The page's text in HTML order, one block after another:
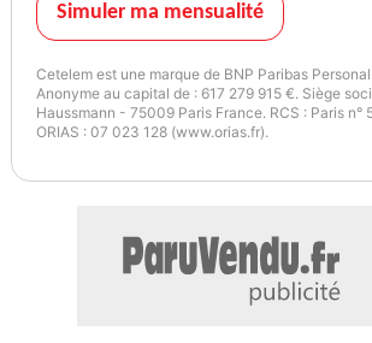
Simuler ma mensualité
Cetelem est une marque de BNP Paribas
Anonyme au capital de : 617 279 915 €. Siège
Haussmann - 75009 Paris France. RCS : Paris n°
ORIAS : 07 023 128 (www.orias.fr).